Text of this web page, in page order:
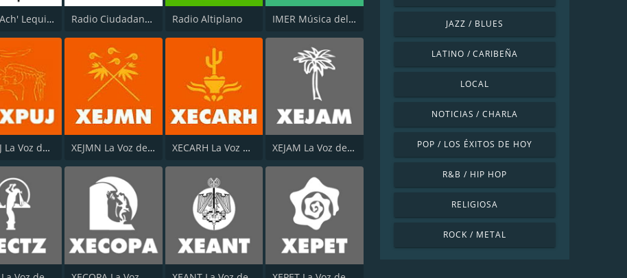
Radio Ach' Lequilc'op Radio Ciudadana 660 Radio Altiplano IMER Música del Mundo
XEXPUJ La Voz del Corazón de la selva XEJMN La Voz de los Cuatro Pueblos 750 AM XECARH La Voz del Pueblo Hñahñu XEJAM La Voz de la Costa Chica
JAZZ / BLUES
LATINO / CARIBEÑA
LOCAL
NOTICIAS / CHARLA
POP / LOS ÉXITOS DE HOY
R&B / HIP HOP
RELIGIOSA
ROCK / METAL